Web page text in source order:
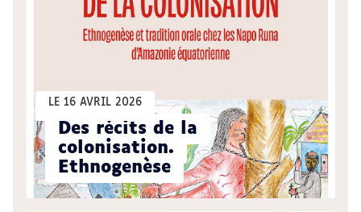
LE 16 AVRIL 2026
Des récits de la
colonisation.
Ethnogenèse